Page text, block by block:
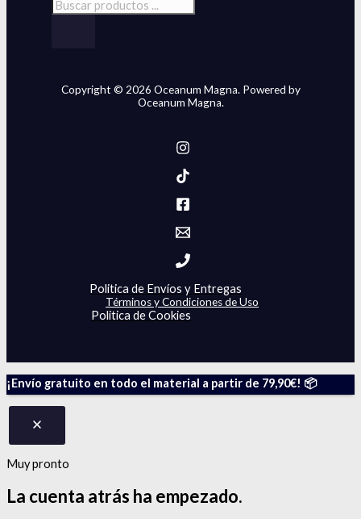
Copyright © 2026 Oceanum Magna. Powered by
Oceanum Magna.
Politica de Envíos y Entregas
Términos y Condiciones de Uso
Politica de Cookies
¡Envío gratuito en todo el material a partir de 79,90€! 📦
Muy pronto
La cuenta atrás ha empezado.